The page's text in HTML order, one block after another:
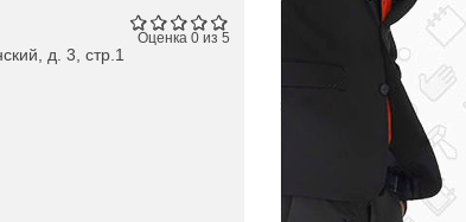
Оценка 0 из 5
д. 3, стр.1